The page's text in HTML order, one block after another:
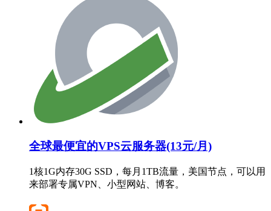
全球最便宜的VPS云服务器(13元/月)
1核1G内存30G SSD，每月1TB流量，美国节点，可以用
来部署专属VPN、小型网站、博客。